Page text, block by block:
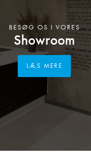
Showroom
BESØG OS I VORES
LÆS MERE